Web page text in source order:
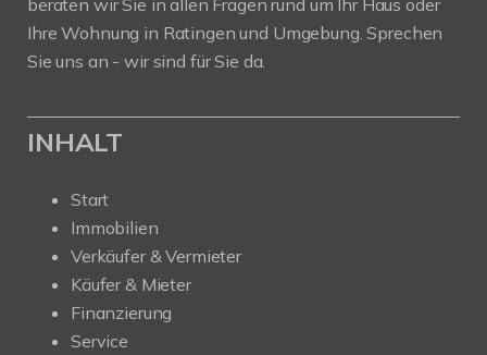
beraten wir Sie in allen Fragen rund um Ihr Haus oder
Ihre Wohnung in Ratingen und Umgebung. Sprechen
Sie uns an - wir sind für Sie da.
INHALT
Start
Immobilien
Verkäufer & Vermieter
Käufer & Mieter
Finanzierung
Service